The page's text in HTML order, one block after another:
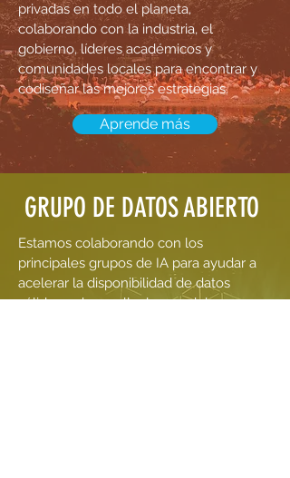
privadas en todo el planeta,
colaborando con la industria, el
gobierno, líderes académicos y
comunidades locales para encontrar y
codiseñar las mejores estrategias.
Aprende más
GRUPO DE DATOS ABIERTO
Estamos colaborando con los
principales grupos de IA para ayudar a
acelerar la disponibilidad de datos
sólidos y desarrollar los modelos